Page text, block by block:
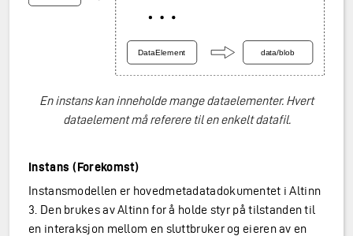
En instans kan inneholde mange dataelementer. Hvert
dataelement må referere til en enkelt datafil.
Instans (Forekomst)
Instansmodellen er hovedmetadatadokumentet i Altinn
3. Den brukes av Altinn for å holde styr på tilstanden til
en interaksjon mellom en sluttbruker og eieren av en